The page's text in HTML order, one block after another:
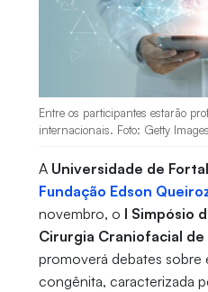
Entre os participantes estarão
internacionais. Foto: Getty Images
A Universidade de
Fundação Edson
novembro, o I Simpósio
Cirurgia Craniofacial de
promoverá debates sobre
congênita, caracterizada